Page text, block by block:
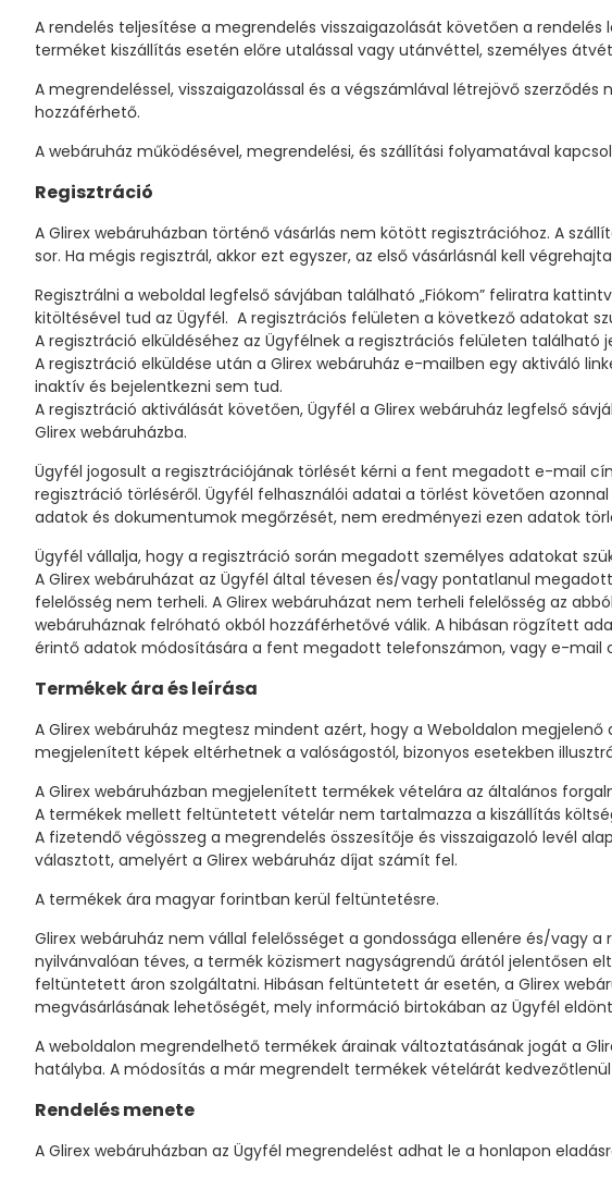
A rendelés teljesítése a megrendelés visszaigazolását követően a
terméket kiszállítás esetén előre utalással vagy utánvéttel, személyes
A megrendeléssel, visszaigazolással és a végszámlával létrejövő
hozzáférhető.
A webáruház működésével, megrendelési, és szállítási folyamatával
Regisztráció
A Glirex webáruházban történő vásárlás nem kötött regisztrációhoz. A
sor. Ha mégis regisztrál, akkor ezt egyszer, az első vásárlásnál kell
Regisztrálni a weboldal legfelső sávjában található „Fiókom” feliratra
kitöltésével tud az Ügyfél. A regisztrációs felületen a következő adatokat
A regisztráció elküldéséhez az Ügyfélnek a regisztrációs felületen
A regisztráció elküldése után a Glirex webáruház e-mailben egy aktiváló
inaktív és bejelentkezni sem tud.
A regisztráció aktiválását követően, Ügyfél a Glirex webáruház legfelső
Glirex webáruházba.
Ügyfél jogosult a regisztrációjának törlését kérni a fent megadott e-mail
regisztráció törléséről. Ügyfél felhasználói adatai a törlést követően
adatok és dokumentumok megőrzését, nem eredményezi ezen adatok
Ügyfél vállalja, hogy a regisztráció során megadott személyes adatokat
A Glirex webáruházat az Ügyfél által tévesen és/vagy pontatlanul
felelősség nem terheli. A Glirex webáruházat nem terheli felelősség az
webáruháznak felróható okból hozzáférhetővé válik. A hibásan rögzített
érintő adatok módosítására a fent megadott telefonszámon, vagy e-mail
Termékek ára és leírása
A Glirex webáruház megtesz mindent azért, hogy a Weboldalon
megjelenített képek eltérhetnek a valóságostól, bizonyos esetekben
A Glirex webáruházban megjelenített termékek vételára az általános
A termékek mellett feltüntetett vételár nem tartalmazza a kiszállítás
A fizetendő végösszeg a megrendelés összesítője és visszaigazoló levél
választott, amelyért a Glirex webáruház díjat számít fel.
A termékek ára magyar forintban kerül feltüntetésre.
Glirex webáruház nem vállal felelősséget a gondossága ellenére és/vagy
nyilvánvalóan téves, a termék közismert nagyságrendű árától jelentősen
feltüntetett áron szolgáltatni. Hibásan feltüntetett ár esetén, a Glirex
megvásárlásának lehetőségét, mely információ birtokában az Ügyfél
A weboldalon megrendelhető termékek árainak változtatásának jogát a
hatályba. A módosítás a már megrendelt termékek vételárát
Rendelés menete
A Glirex webáruházban az Ügyfél megrendelést adhat le a honlapon